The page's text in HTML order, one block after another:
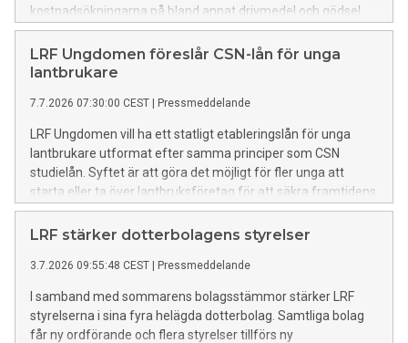
kostnadsökningarna på bland annat drivmedel och gödsel
med anledning av konflikten i Mellanöstern och stängningar
av Hormuzsundet. Beskedet är viktigt för att lindra den
akuta situationen och minska risken för långsiktiga
LRF Ungdomen föreslår CSN-lån för unga
lantbrukare
7.7.2026 07:30:00 CEST Pressmeddelande
LRF Ungdomen vill ha ett statligt etableringslån för unga
lantbrukare utformat efter samma principer som CSN
studielån. Syftet är att göra det möjligt för fler unga att
starta eller ta över lantbruksföretag för att säkra framtidens
livsmedelsproduktion och stärka Sveriges beredskap.
LRF stärker dotterbolagens styrelser
3.7.2026 09:55:48 CEST Pressmeddelande
I samband med sommarens bolagsstämmor stärker LRF
styrelserna i sina fyra helägda dotterbolag. Samtliga bolag
får ny ordförande och flera styrelser tillförs ny